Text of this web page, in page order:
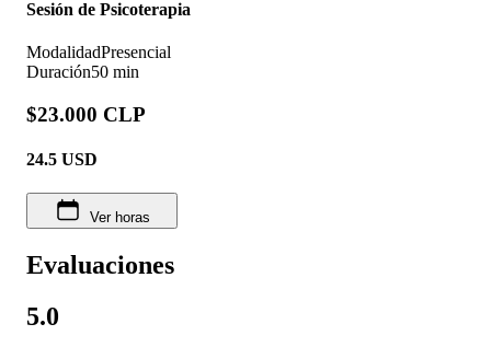
Sesión de Psicoterapia
ModalidadPresencial
Duración50 min
$23.000 CLP
24.5 USD
Ver horas
Evaluaciones
5.0